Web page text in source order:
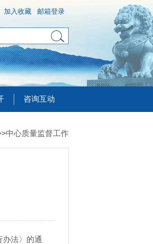
加入收藏 邮箱登录
咨询互动
中心质量监督工作
法〉的通